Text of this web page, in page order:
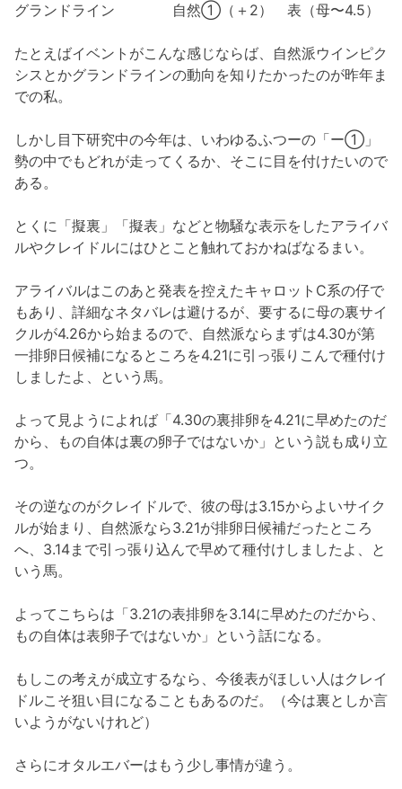
グランドライン 自然①（＋2） 表（母〜4.5）
たとえばイベントがこんな感じならば、自然派ウインピク
シスとかグランドラインの動向を知りたかったのが昨年ま
での私。
しかし目下研究中の今年は、いわゆるふつーの「ー①」
勢の中でもどれが走ってくるか、そこに目を付けたいので
ある。
とくに「擬裏」「擬表」などと物騒な表示をしたアライバ
ルやクレイドルにはひとこと触れておかねばなるまい。
アライバルはこのあと発表を控えたキャロットC系の仔で
もあり、詳細なネタバレは避けるが、要するに母の裏サイ
クルが4.26から始まるので、自然派ならまずは4.30が第
一排卵日候補になるところを4.21に引っ張りこんで種付け
しましたよ、という馬。
よって見ようによれば「4.30の裏排卵を4.21に早めたのだ
から、もの自体は裏の卵子ではないか」という説も成り立
つ。
その逆なのがクレイドルで、彼の母は3.15からよいサイク
ルが始まり、自然派なら3.21が排卵日候補だったところ
へ、3.14まで引っ張り込んで早めて種付けしましたよ、と
いう馬。
よってこちらは「3.21の表排卵を3.14に早めたのだから、
もの自体は表卵子ではないか」という話になる。
もしこの考えが成立するなら、今後表がほしい人はクレイ
ドルこそ狙い目になることもあるのだ。（今は裏としか言
いようがないけれど）
さらにオタルエバーはもう少し事情が違う。